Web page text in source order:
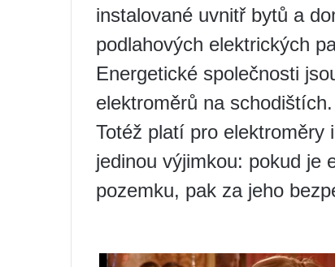
instalované uvnitř bytů a
podlahových elektrických
Energetické společnosti
elektroměrů na
Totéž platí pro elektroměry
jedinou výjimkou: pokud je
pozemku, pak za jeho